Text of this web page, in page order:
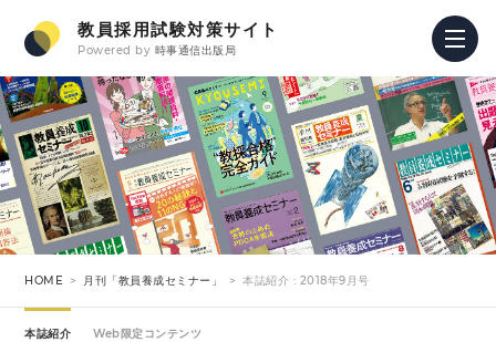
教員採用試験対策サイト
Powered by 時事通信出版局
HOME 月刊「教員養成セミナー」 本誌紹介 : 2018年9月号
本誌紹介 Web限定コンテンツ